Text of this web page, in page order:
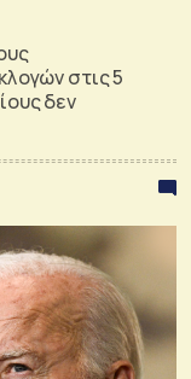
στις 5
δεν